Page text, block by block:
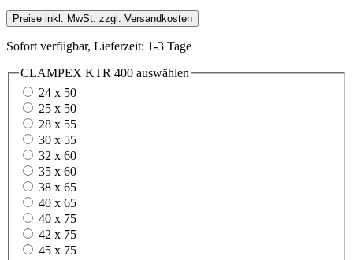
Preise inkl. MwSt. zzgl. Versandkosten
Sofort verfügbar, Lieferzeit: 1-3 Tage
CLAMPEX KTR 400 auswählen
24 x 50
25 x 50
28 x 55
30 x 55
32 x 60
35 x 60
38 x 65
40 x 65
40 x 75
42 x 75
45 x 75